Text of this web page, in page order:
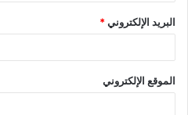
البريد الإلكتروني*
الموقع الإلكتروني